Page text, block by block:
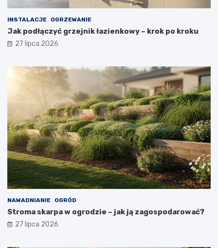
INSTALACJE OGRZEWANIE
Jak podłączyć grzejnik łazienkowy – krok po kroku
27 lipca 2026
NAWADNIANIE OGRÓD
Stroma skarpa w ogrodzie – jak ją zagospodarować?
27 lipca 2026